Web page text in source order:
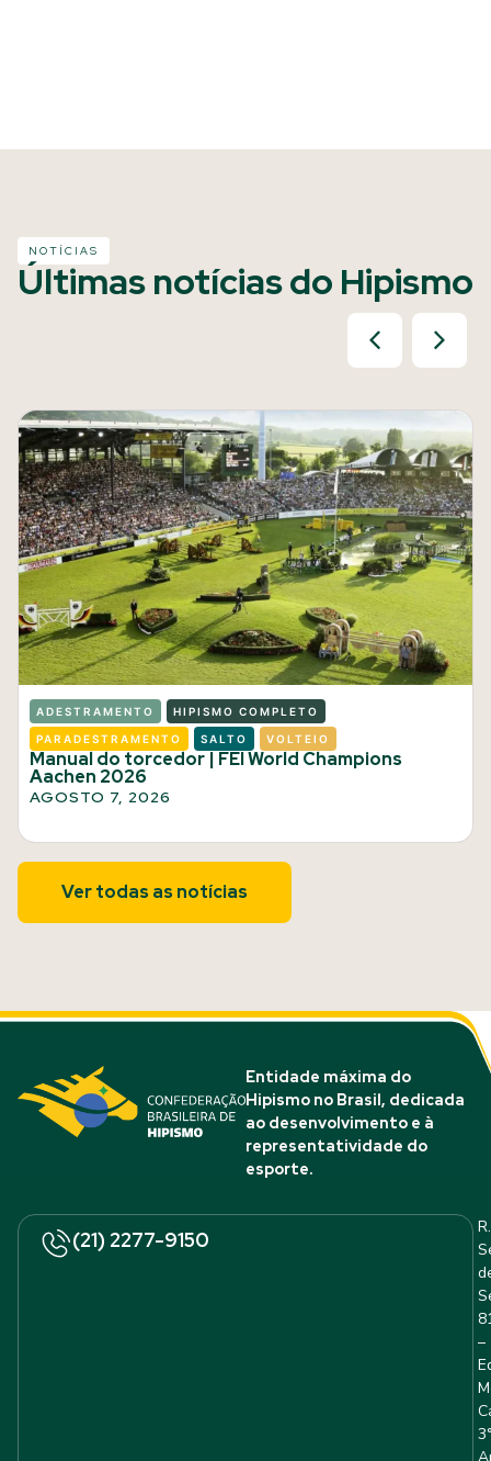
NOTÍCIAS
Últimas notícias do Hipismo
ADESTRAMENTO HIPISMO COMPLETO
PARADESTRAMENTO SALTO VOLTEIO
Manual do torcedor | FEI World Champions
Aachen 2026
AGOSTO 7, 2026
Ver todas as notícias
Entidade máxima do
Hipismo no Brasil, dedicada
ao desenvolvimento e à
representatividade do
esporte.
(21) 2277-9150
R.
–